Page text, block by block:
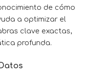
de cómo
a optimizar el
clave exactas,
profunda.